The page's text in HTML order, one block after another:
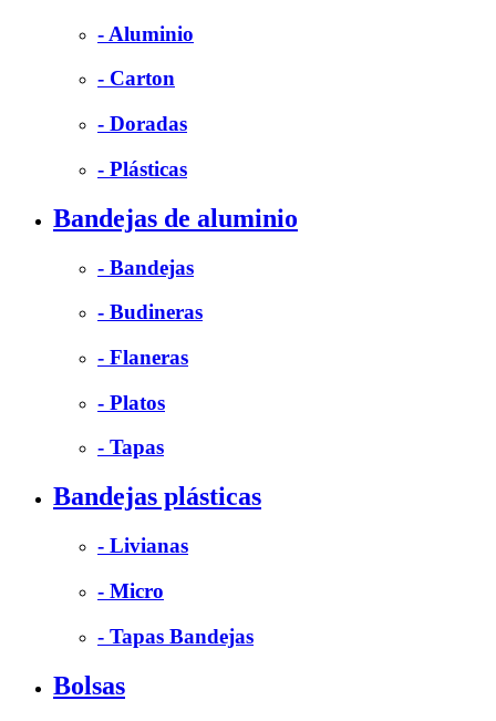
- Aluminio
- Carton
- Doradas
- Plásticas
Bandejas de aluminio
- Bandejas
- Budineras
- Flaneras
- Platos
- Tapas
Bandejas plásticas
- Livianas
- Micro
- Tapas Bandejas
Bolsas